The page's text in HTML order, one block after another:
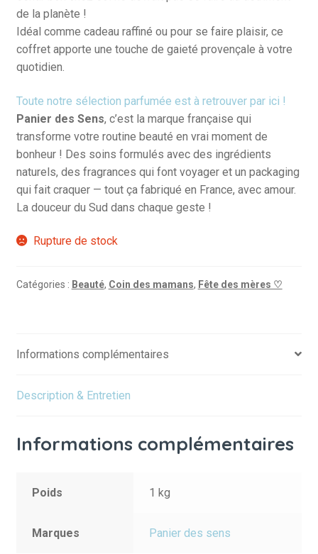
de la planète !
Idéal comme cadeau raffiné ou pour se faire plaisir, ce
coffret apporte une touche de gaieté provençale à votre
quotidien.
Toute notre sélection parfumée est à retrouver par ici !
Panier des Sens, c’est la marque française qui
transforme votre routine beauté en vrai moment de
bonheur ! Des soins formulés avec des ingrédients
naturels, des fragrances qui font voyager et un packaging
qui fait craquer — tout ça fabriqué en France, avec amour.
La douceur du Sud dans chaque geste !
Rupture de stock
Catégories : Beauté, Coin des mamans, Fête des mères ♡
Informations complémentaires
Description & Entretien
Informations complémentaires
Poids 1 kg
Marques Panier des sens